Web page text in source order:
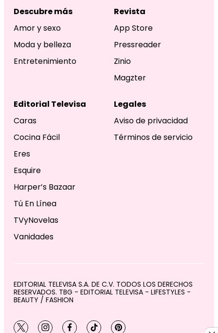
Descubre más
Amor y sexo
Moda y belleza
Entretenimiento
Revista
App Store
Pressreader
Zinio
Magzter
Editorial Televisa
Caras
Cocina Fácil
Eres
Esquire
Harper’s Bazaar
Tú En Línea
TVyNovelas
Vanidades
Legales
Aviso de privacidad
Términos de servicio
EDITORIAL TELEVISA S.A. DE C.V. TODOS LOS DERECHOS
RESERVADOS. TBG - EDITORIAL TELEVISA - LIFESTYLES -
BEAUTY / FASHION